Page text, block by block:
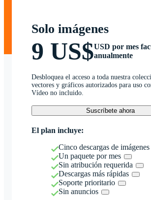
Solo imágenes
9 US$USD por mes
anualmente
Desbloquea el acceso a toda nuestra
vectores y gráficos autorizados para uso
Vídeo no incluido.
Suscríbete ahora
El plan incluye:
Cinco descargas de
Un paquete por mes
Sin atribución requerida
Descargas más rápidas
Soporte prioritario
Sin anuncios